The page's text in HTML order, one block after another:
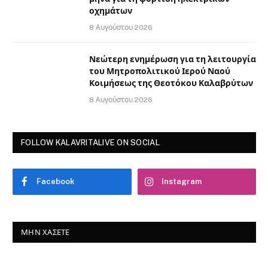
οχημάτων
8 Αυγούστου 2026
Νεώτερη ενημέρωση για τη λειτουργία
του Μητροπολιτικού Ιερού Ναού
Κοιμήσεως της Θεοτόκου Καλαβρύτων
8 Αυγούστου 2026
FOLLOW KALAVRITALIVE ON SOCIAL
Facebook Instagram
ΜΗΝ ΧΆΣΕΤΕ